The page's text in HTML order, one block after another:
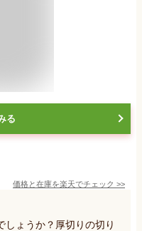
る
価格と在庫を楽天でチェック >>
しょうか？厚切りの切り